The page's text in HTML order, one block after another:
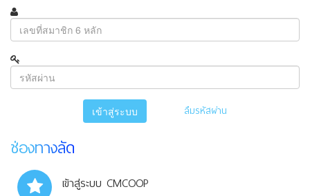
เข้าสู่ระบบ ลืมรหัสผ่าน
ช่องทางลัด
เข้าสู่ระบบ CMCOOP